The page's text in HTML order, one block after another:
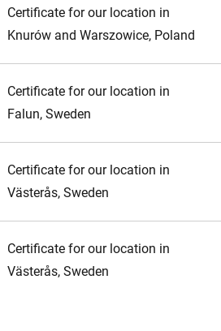
Certificate for our location in
Knurów and Warszowice, Poland
Certificate for our location in
Falun, Sweden
Certificate for our location in
Västerås, Sweden
Certificate for our location in
Västerås, Sweden